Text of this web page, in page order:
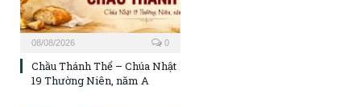
08/08/2026 0
Chầu Thánh Thể – Chúa Nhật
19 Thường Niên, năm A